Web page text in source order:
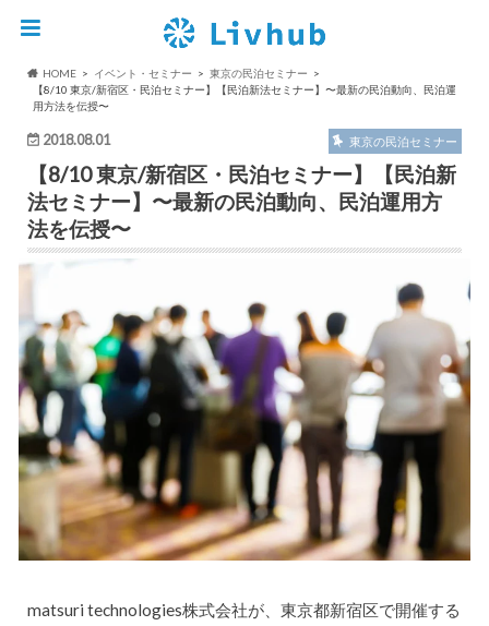
HOME イベント・セミナー
東京の民泊セミナー
【8/10 東京/新宿区・民泊セミナー】【民泊新法セミナー】〜最新の民泊動向、民泊運
用方法を伝授〜
2018.08.01 東京の民泊セミナー
【8/10 東京/新宿区・民泊セミナー】【民泊新
法セミナー】〜最新の民泊動向、民泊運用方
法を伝授〜
matsuri technologies株式会社が、東京都新宿区で開催する